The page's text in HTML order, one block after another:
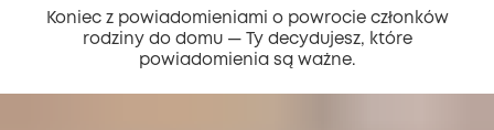
Koniec z powiadomieniami o powrocie członków
rodziny do domu — Ty decydujesz, które
powiadomienia są ważne.